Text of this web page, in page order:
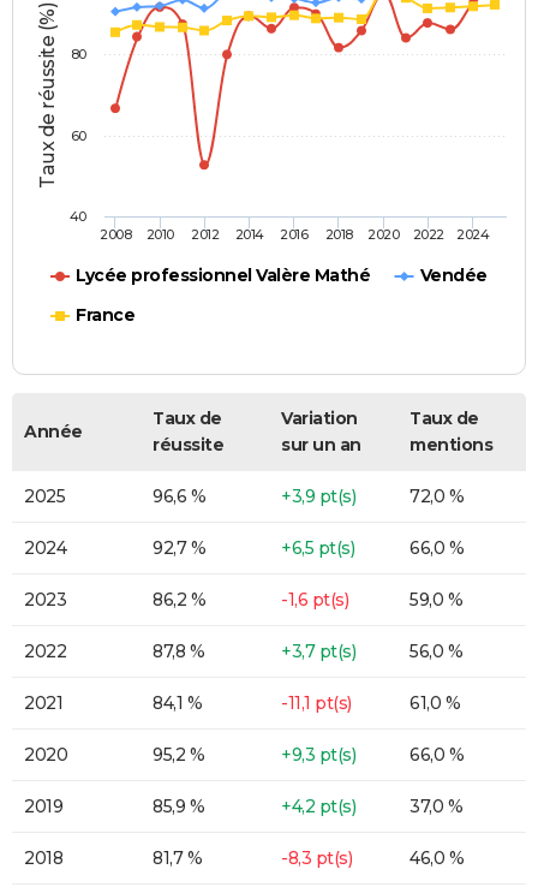
Taux de réussite (%)
Lycée professionnel Valère Mathé
Vendée
France
2008 2010 2012 2014 2016 2018 2020 2022 2024
40
60
80
Année
Taux de
réussite
Variation
sur un an
Taux de
mentions
2025 96,6 % +3,9 pt(s) 72,0 %
2024 92,7 % +6,5 pt(s) 66,0 %
2023 86,2 % -1,6 pt(s) 59,0 %
2022 87,8 % +3,7 pt(s) 56,0 %
2021 84,1 % -11,1 pt(s) 61,0 %
2020 95,2 % +9,3 pt(s) 66,0 %
2019 85,9 % +4,2 pt(s) 37,0 %
2018 81,7 % -8,3 pt(s) 46,0 %